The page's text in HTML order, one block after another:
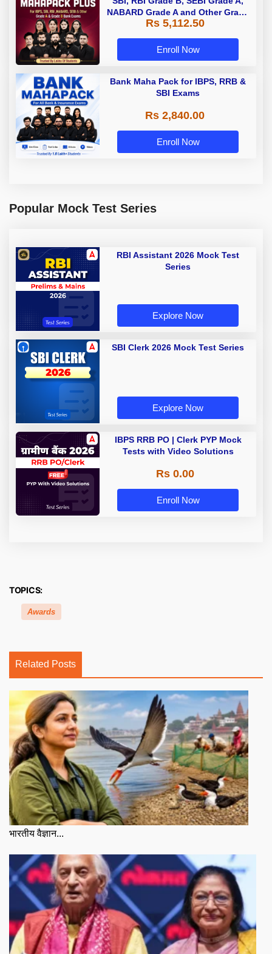
NABARD Grade A and Other Grade
A & Grade B Bank Exams
Rs 5,112.50
Enroll Now
Bank Maha Pack for IBPS, RRB &
SBI Exams
Rs 2,840.00
Enroll Now
Popular Mock Test Series
RBI Assistant 2026 Mock Test
Series
Explore Now
SBI Clerk 2026 Mock Test Series
Explore Now
IBPS RRB PO | Clerk PYP Mock
Tests with Video Solutions
Rs 0.00
Enroll Now
TOPICS:
Awards
Related Posts
भारतीय वैज्ञान...